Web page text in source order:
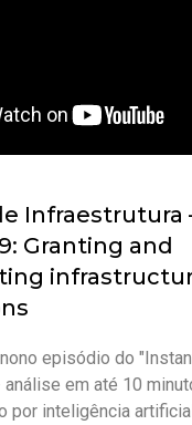
Infraestrutura
Granting and
episódio do
em até 10
por inteligência